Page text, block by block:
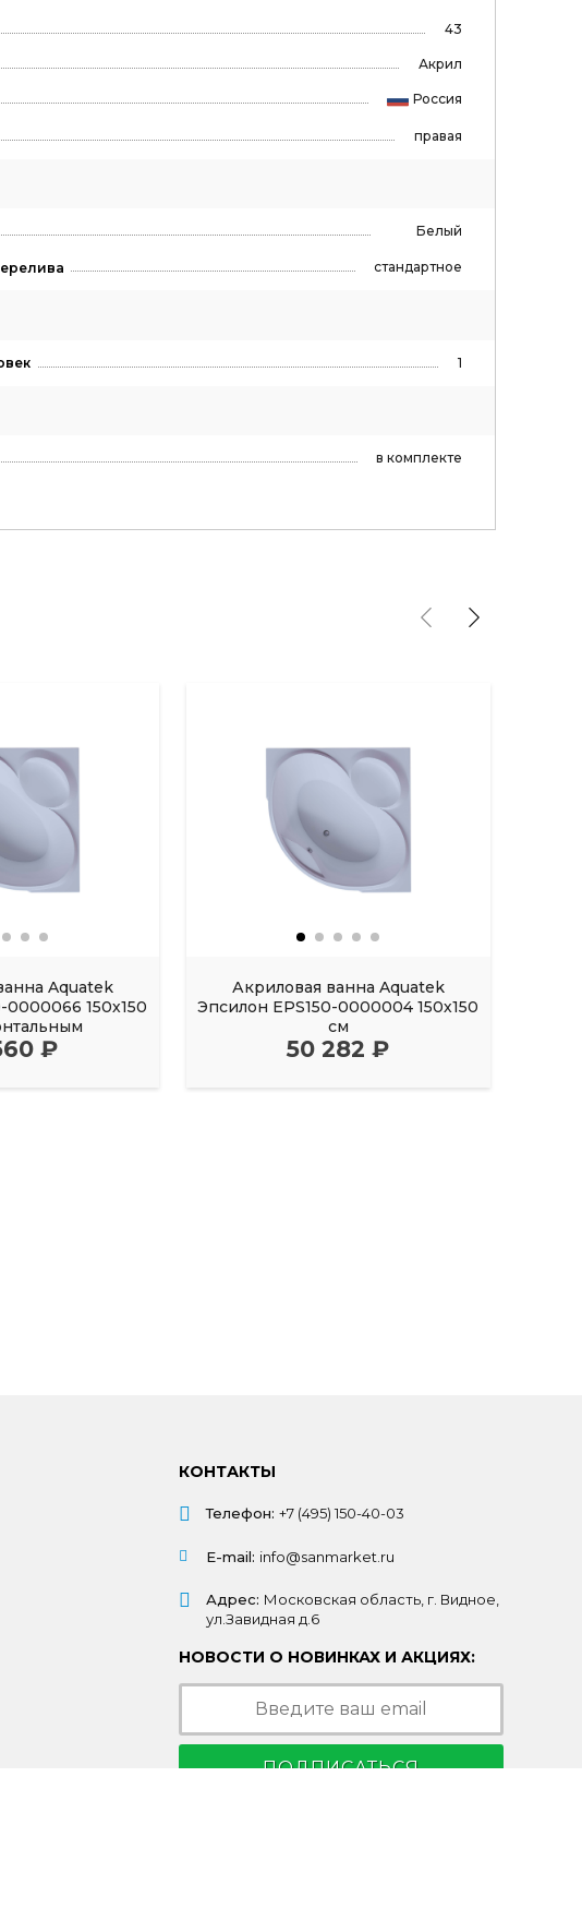
43
Акрил
Россия
правая
Белый
стандартное
1
в комплекте
Aquatek
0000066 150х150
₽
Акриловая ванна Aquatek
Эпсилон EPS150-0000004 150х150
см
50 282 ₽
КОНТАКТЫ
Телефон: +7 (495) 150-40-03
E-mail: info@sanmarket.ru
Адрес: Московская область, г. Видное,
ул.Завидная д.6
НОВОСТИ О НОВИНКАХ И АКЦИЯХ:
ПОДПИСАТЬСЯ